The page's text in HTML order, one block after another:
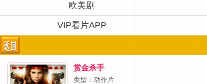
欧美剧
VIP看片APP
赏金杀手
类型：动作片